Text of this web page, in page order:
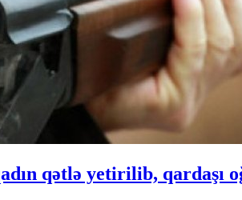
qətlə yetirilib, qardaşı